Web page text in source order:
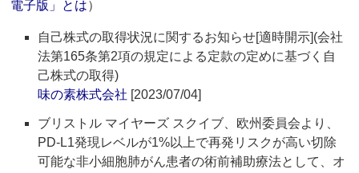
電子版」とは）
自己株式の取得状況に関するお知らせ[適時開示](会社
法第165条第2項の規定による定款の定めに基づく自
己株式の取得)
味の素株式会社 [2023/07/04]
ブリストル マイヤーズ スクイブ、欧州委員会より、
PD‐L1発現レベルが1%以上で再発リスクが高い切除
可能な非小細胞肺がん患者の術前補助療法として、オ